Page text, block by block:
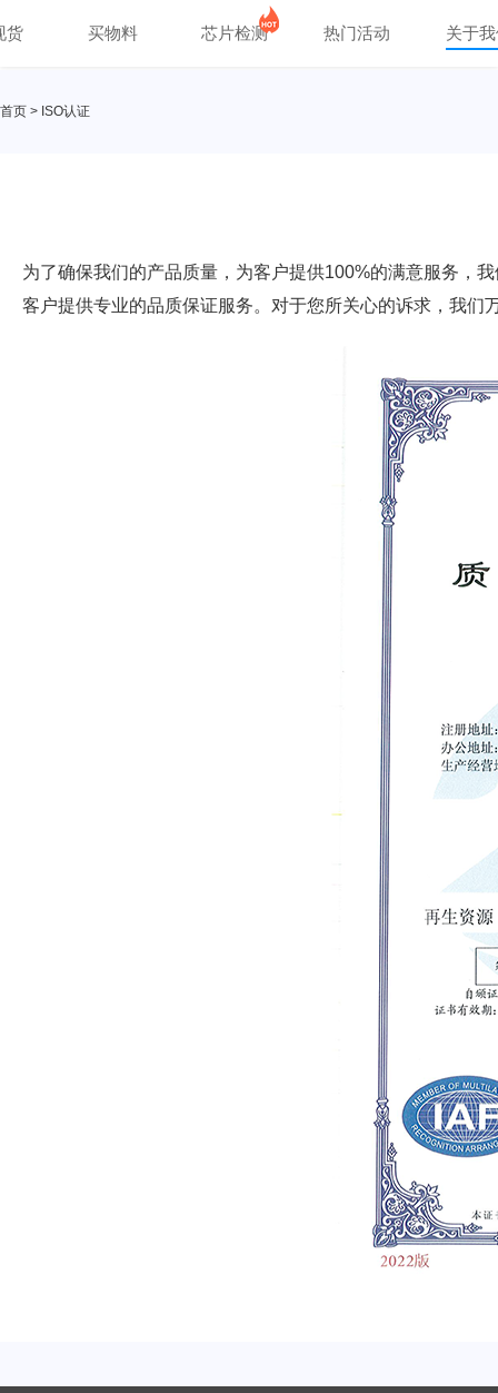
货 买物料 芯片检测 热门活动 关于
首页 > ISO认证
为了确保我们的产品质量，为客户提供100%的满意服务，
客户提供专业的品质保证服务。对于您所关心的诉求，我们